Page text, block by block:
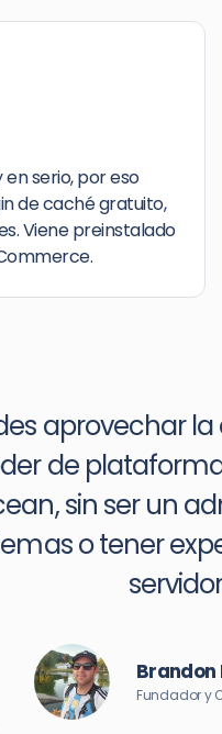
serio, por eso
de caché gratuito,
Viene preinstalado
escalabilidad y el
como Digital
de
con un
Ernst
CEO, Brand on Fire